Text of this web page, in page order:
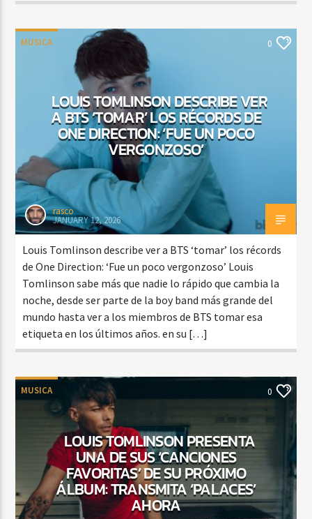
MUSICA 0
LOUIS TOMLINSON DESCRIBE VER
A BTS ‘TOMAR’ LOS RÉCORDS DE
ONE DIRECTION: ‘FUE UN POCO
VERGONZOSO’
rasco
JANUARY 12, 2026
Louis Tomlinson describe ver a BTS ‘tomar’ los récords
de One Direction: ‘Fue un poco vergonzoso’ Louis
Tomlinson sabe más que nadie lo rápido que cambia la
noche, desde ser parte de la boy band más grande del
mundo hasta ver a los miembros de BTS tomar esa
etiqueta en los últimos años. en su […]
MUSICA 0
LOUIS TOMLINSON PRESENTA
UNA DE SUS ‘CANCIONES
FAVORITAS’ DE SU PRÓXIMO
ÁLBUM: TRANSMITA ‘PALACES’
AHORA